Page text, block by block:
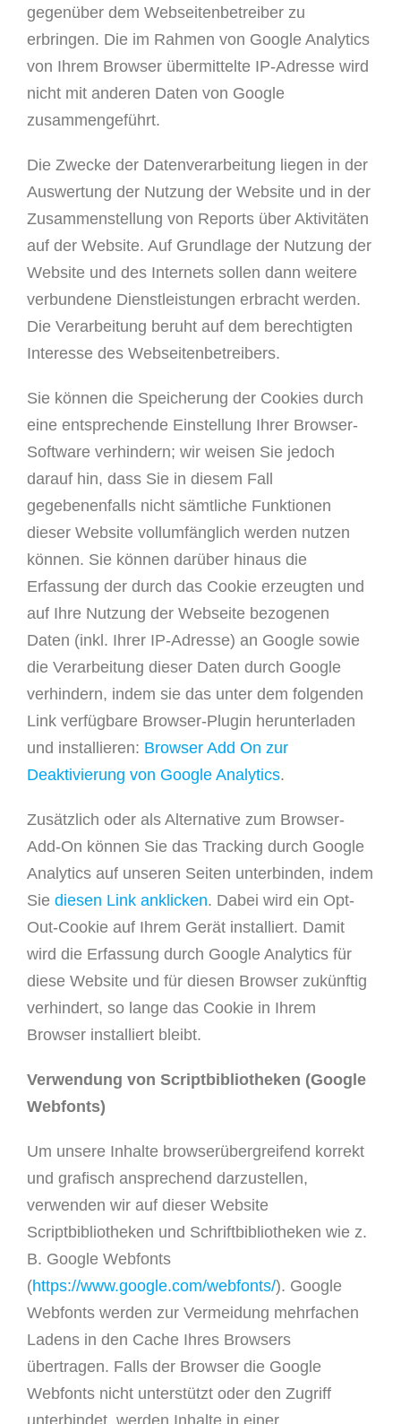
gegenüber dem Webseitenbetreiber zu
erbringen. Die im Rahmen von Google Analytics
von Ihrem Browser übermittelte IP-Adresse wird
nicht mit anderen Daten von Google
zusammengeführt.
Die Zwecke der Datenverarbeitung liegen in der
Auswertung der Nutzung der Website und in der
Zusammenstellung von Reports über Aktivitäten
auf der Website. Auf Grundlage der Nutzung der
Website und des Internets sollen dann weitere
verbundene Dienstleistungen erbracht werden.
Die Verarbeitung beruht auf dem berechtigten
Interesse des Webseitenbetreibers.
Sie können die Speicherung der Cookies durch
eine entsprechende Einstellung Ihrer Browser-
Software verhindern; wir weisen Sie jedoch
darauf hin, dass Sie in diesem Fall
gegebenenfalls nicht sämtliche Funktionen
dieser Website vollumfänglich werden nutzen
können. Sie können darüber hinaus die
Erfassung der durch das Cookie erzeugten und
auf Ihre Nutzung der Webseite bezogenen
Daten (inkl. Ihrer IP-Adresse) an Google sowie
die Verarbeitung dieser Daten durch Google
verhindern, indem sie das unter dem folgenden
Link verfügbare Browser-Plugin herunterladen
und installieren: Browser Add On zur
Deaktivierung von Google Analytics.
Zusätzlich oder als Alternative zum Browser-
Add-On können Sie das Tracking durch Google
Analytics auf unseren Seiten unterbinden, indem
Sie diesen Link anklicken. Dabei wird ein Opt-
Out-Cookie auf Ihrem Gerät installiert. Damit
wird die Erfassung durch Google Analytics für
diese Website und für diesen Browser zukünftig
verhindert, so lange das Cookie in Ihrem
Browser installiert bleibt.
Verwendung von Scriptbibliotheken (Google
Webfonts)
Um unsere Inhalte browserübergreifend korrekt
und grafisch ansprechend darzustellen,
verwenden wir auf dieser Website
Scriptbibliotheken und Schriftbibliotheken wie z.
B. Google Webfonts
(https://www.google.com/webfonts/). Google
Webfonts werden zur Vermeidung mehrfachen
Ladens in den Cache Ihres Browsers
übertragen. Falls der Browser die Google
Webfonts nicht unterstützt oder den Zugriff